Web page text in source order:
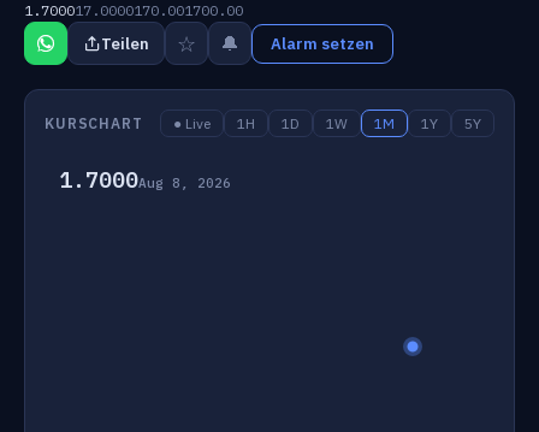
1.700017.0000170.001700.00
Teilen ☆ 🔔 Alarm setzen
KURSCHART ● Live 1H 1D 1W 1M 1Y 5Y
1.7000Aug 8, 2026